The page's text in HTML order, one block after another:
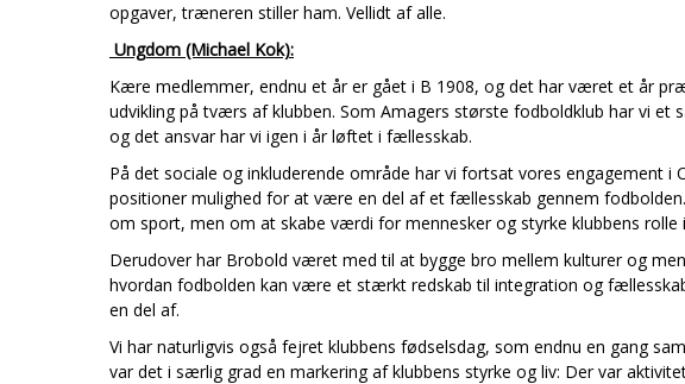
opgaver, træneren stiller ham. Vellidt af alle.
Ungdom (Michael Kok):
Kære medlemmer, endnu et år er gået i B 1908, og det har været et år
udvikling på tværs af klubben. Som Amagers største fodboldklub har vi et
og det ansvar har vi igen i år løftet i fællesskab.
På det sociale og inkluderende område har vi fortsat vores engagement i
positioner mulighed for at være en del af et fællesskab gennem
om sport, men om at skabe værdi for mennesker og styrke klubbens rolle
Derudover har Brobold været med til at bygge bro mellem kulturer og
hvordan fodbolden kan være et stærkt redskab til integration og
en del af.
Vi har naturligvis også fejret klubbens fødselsdag, som endnu en gang
var det i særlig grad en markering af klubbens styrke og liv: Der var